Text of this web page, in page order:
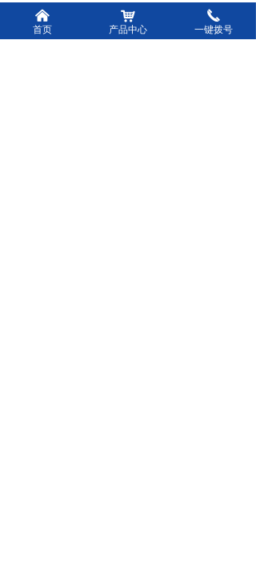
统，操作简单方便。只需要将果蔬
낀
首页
낙
产品中心
끅
一键拨号